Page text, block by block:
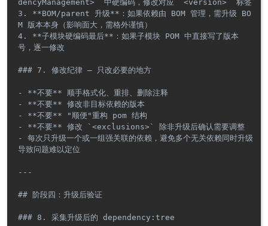
dencyManagement>` 中硬编码，修改对应 `<version>` 标签
3. **BOM/parent 升级**：如果依赖由 BOM 管理，需升级 BO
M 版本本身（影响面大，需格外谨慎）
4. **子模块硬编码最后**：如果子模块 POM 中直接写了版本
号，逐一修改
### 7. 修改纪律 — 只改必要的地方
- **不要** 顺手格式化、重排、删除注释
- **不要** 修改非目标依赖的版本
- **不要** "顺便"重构 pom 结构
- **不要** 修改 `<exclusions>` 除非升级后确认需要调整
- 每次只升级一个或一组强关联的依赖，避免多个无关依赖同时升级
导致问题难以定位
---
## 阶段四：升级后验证
### 8. 采集升级后的 dependency:tree